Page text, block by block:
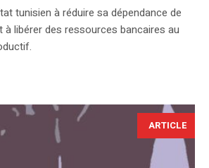
tunisien à réduire sa dépendance de
à libérer des ressources bancaires au
ARTICLE